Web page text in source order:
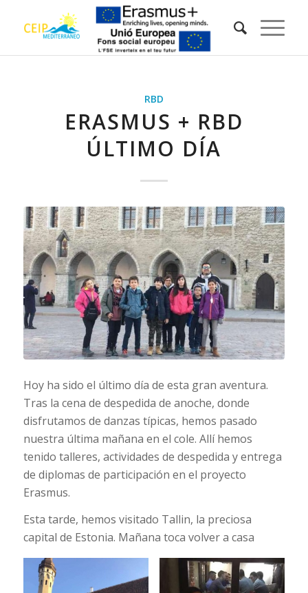
RBD
ERASMUS + RBD
ÚLTIMO DÍA
Hoy ha sido el último día de esta gran aventura.
Tras la cena de despedida de anoche, donde
disfrutamos de danzas típicas, hemos pasado
nuestra última mañana en el cole. Allí hemos
tenido talleres, actividades de despedida y entrega
de diplomas de participación en el proyecto
Erasmus.
Esta tarde, hemos visitado Tallin, la preciosa
capital de Estonia. Mañana toca volver a casa